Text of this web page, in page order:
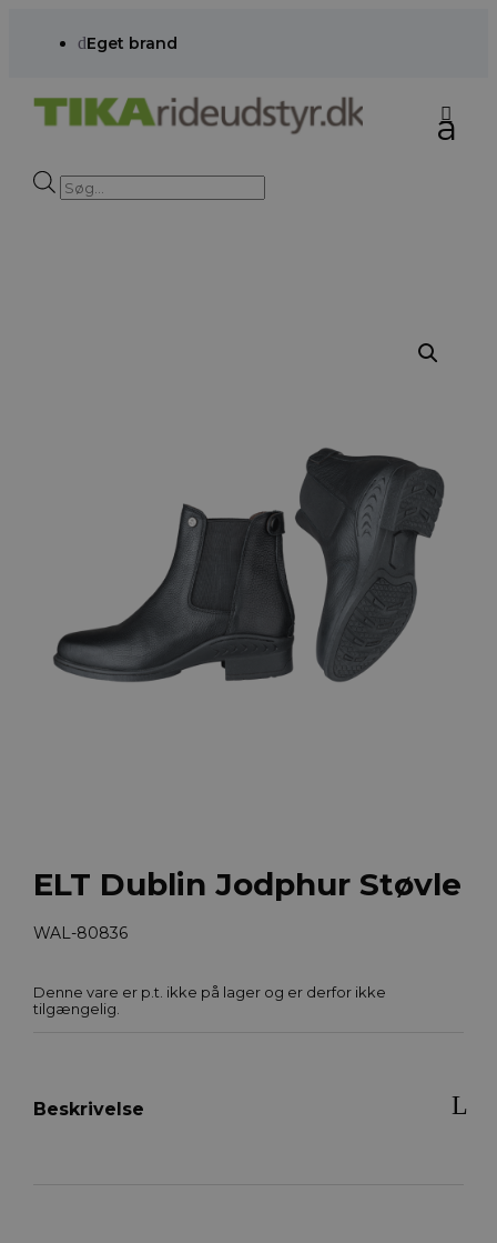
dEget brand
Products
search
ELT Dublin Jodphur Støvle
WAL-80836
Denne vare er p.t. ikke på lager og er derfor ikke
tilgængelig.
Beskrivelse